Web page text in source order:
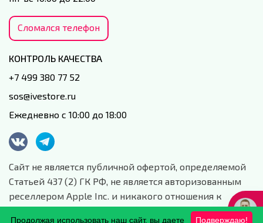
Сломался телефон
КОНТРОЛЬ КАЧЕСТВА
+7 499 380 77 52
sos@ivestore.ru
Ежедневно с 10:00 до 18:00
Сайт не является публичной офертой, определяемой
Статьей 437 (2) ГК РФ, не является авторизованным
реселлером Apple Inc. и никакого отношения к
данной компании и ее юридическим лицам не имеет.
Подверждаю!
Продолжая использовать наш сайт, вы даете